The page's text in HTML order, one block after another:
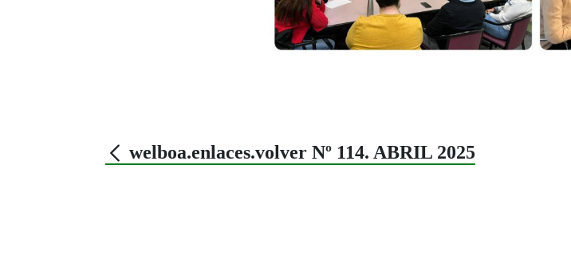
welboa.enlaces.volver Nº 114. ABRIL 2025